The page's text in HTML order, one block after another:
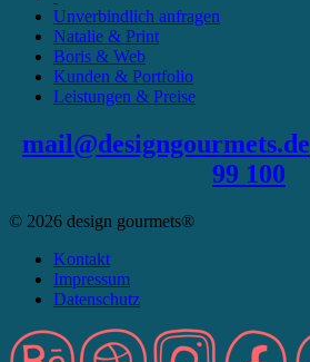
Unverbindlich anfragen
Natalie & Print
Boris & Web
Kunden & Portfolio
Leistungen & Preise
mail@designgourmets.de
99 100
© 2026 design gourmets®
Kontakt
Impressum
Datenschutz